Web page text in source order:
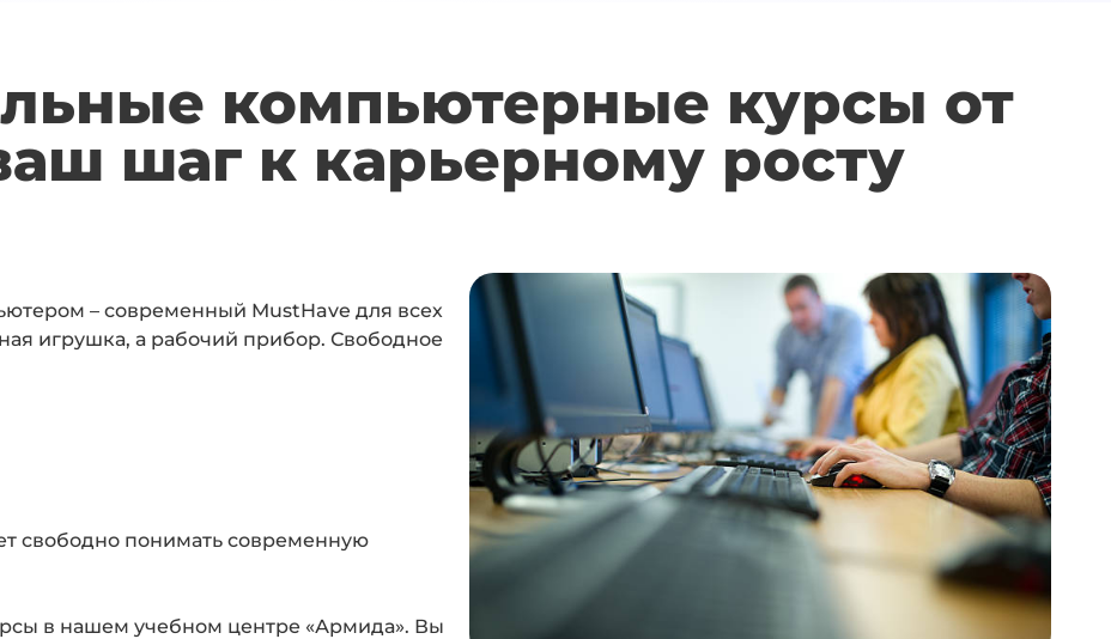
компьютерные курсы от
шаг к карьерному росту
– современный MustHave для всех
игрушка, а рабочий прибор. Свободное
свободно понимать современную
в нашем учебном центре «Армида». Вы